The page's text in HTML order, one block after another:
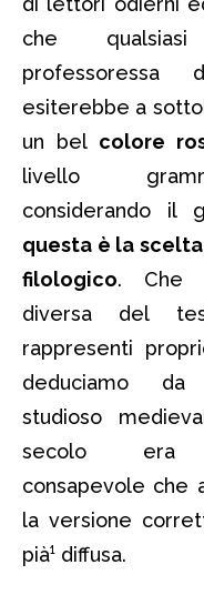
che
esiterebbe a
un bel colore
livello
considerando il
questa è la
filologico. Che
diversa del
rappresenti
deduciamo
studioso
secolo era
consapevole che
la versione
pià¹ diffusa.